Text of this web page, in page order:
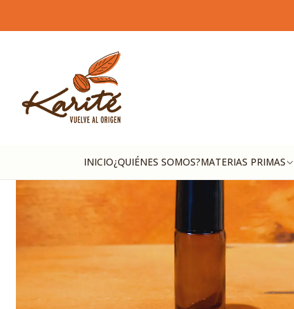
INICIO¿QUIÉNES SOMOS?MATERIAS PRIMAS